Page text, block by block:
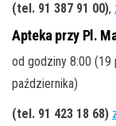
(tel. 91 387 91 00),
Apteka przy Pl.
od godziny 8:00 (19
października)
(tel. 91 423 18 68)